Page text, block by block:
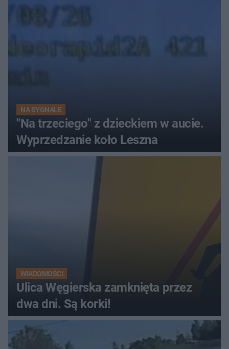
NA SYGNALE
"Na trzeciego" z dzieckiem w aucie.
Wyprzedzanie koło Leszna
WIADOMOŚCI
Ulica Węgierska zamknięta przez
dwa dni. Są korki!